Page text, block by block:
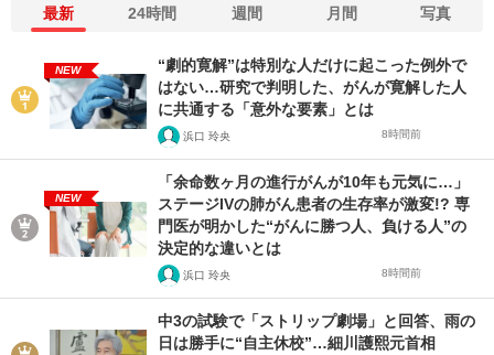
最新 24時間 週間 月間 写真
NEW
“劇的寛解”は特別な人だけに起こった例外で
はない…研究で判明した、がんが寛解した人
に共通する「意外な要素」とは
浜口 玲央 8時間前
NEW
「余命数ヶ月の進行がんが10年も元気に…」
ステージIVの肺がん患者の生存率が激変!? 専
門医が明かした“がんに勝つ人、負ける人”の
決定的な違いとは
浜口 玲央 8時間前
中3の試験で「ストリップ劇場」と回答、雨の
日は勝手に“自主休校”…細川護熙元首相